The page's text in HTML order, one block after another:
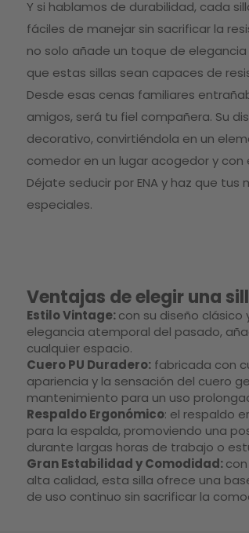
Y si hablamos de durabilidad, cada
fáciles de manejar sin sacrificar la
no solo añade un toque de
que estas sillas sean capaces de
Desde esas cenas familiares
amigos, será tu fiel compañera. Su
decorativo, convirtiéndola en un
comedor en un lugar acogedor y con
Déjate seducir por ENA y haz que
especiales.
Ventajas de elegir una
Estilo Vintage:con su diseño
elegancia atemporal del pasado,
cualquier espacio.
Cuero PU Duradero:fabricada con
apariencia y la sensación del cuero
mantenimiento para un uso
Respaldo Ergonómico: el respaldo
para la espalda, promoviendo una
durante largas horas de trabajo o
Gran Estabilidad y Comodidad:
alta calidad, esta silla ofrece una
de uso continuo sin sacrificar la